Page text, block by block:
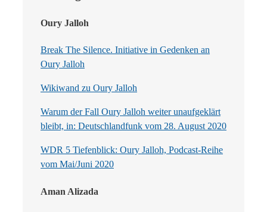
Oury Jalloh
Break The Silence. Initiative in Gedenken an
Oury Jalloh
Wikiwand zu Oury Jalloh
Warum der Fall Oury Jalloh weiter unaufgeklärt
bleibt, in: Deutschlandfunk vom 28. August 2020
WDR 5 Tiefenblick: Oury Jalloh, Podcast-Reihe
vom Mai/Juni 2020
Aman Alizada